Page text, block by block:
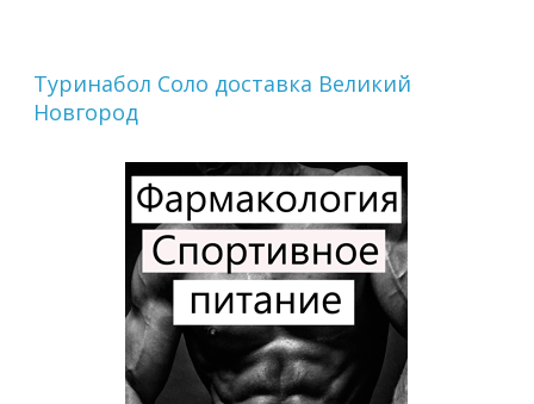
Туринабол Соло доставка Великий
Новгород